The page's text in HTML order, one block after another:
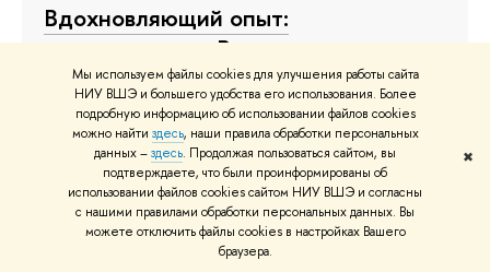
Мы используем файлы cookies для улучшения работы сайта
НИУ ВШЭ и большего удобства его использования. Более
подробную информацию об использовании файлов cookies
можно найти здесь, наши правила обработки персональных
данных –здесь. Продолжая пользоваться сайтом, вы
подтверждаете, что были проинформированы об
использовании файлов cookies сайтом НИУ ВШЭ и согласны
с нашими правилами обработки персональных данных. Вы
можете отключить файлы cookies в настройках Вашего
браузера.
✖
Вдохновляющий опыт:
представители Вышки приняли
участие в съезде студенческих
научных сообществ
Студенты Высшей школы экономики приняли
участие в XII Всероссийском съезде советов
молодых ученых и студенческих научных
обществ во Владивостоке. Они поучаствовали